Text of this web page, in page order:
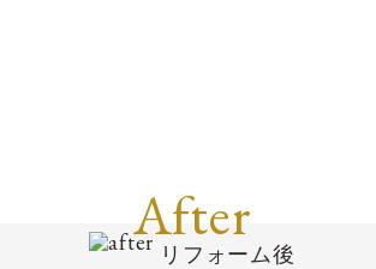
After
リフォーム後